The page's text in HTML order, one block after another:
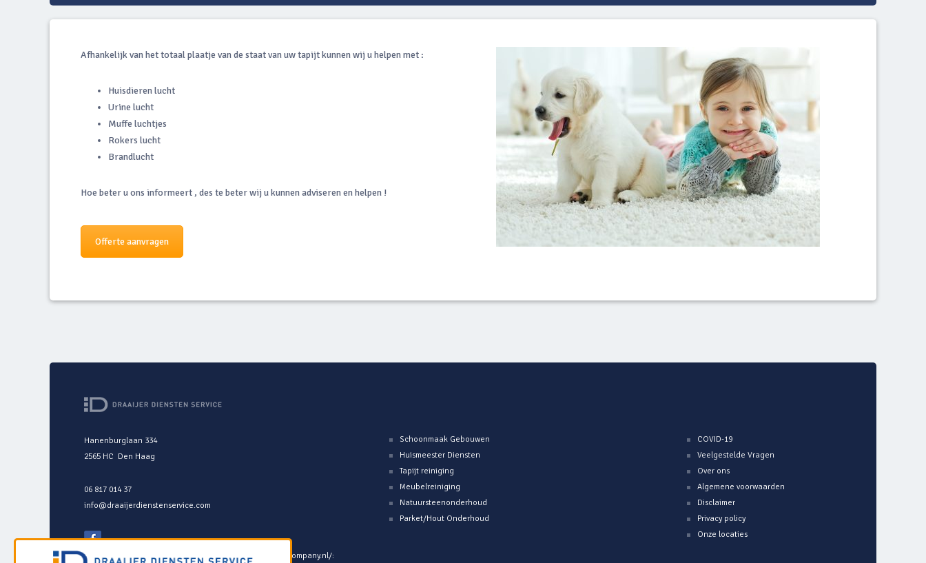
Afhankelijk van het totaal plaatje van de staat van uw tapijt kunnen wij u helpen met :
Huisdieren lucht
Urine lucht
Muffe luchtjes
Rokers lucht
Brandlucht
Hoe beter u ons informeert , des te beter wij u kunnen adviseren en helpen !
Offerte aanvragen
Hanenburglaan 334
2565 HC Den Haag
06 817 014 37
info@draaijerdienstenservice.com
Beoordeling van Draaijer Dienstenservice opFeedbackcompany.nl/:
Schoonmaak Gebouwen
Huismeester Diensten
Tapijt reiniging
Meubelreiniging
Natuursteenonderhoud
Parket/Hout Onderhoud
COVID-19
Veelgestelde Vragen
Over ons
Algemene voorwaarden
Disclaimer
Privacy policy
Onze locaties